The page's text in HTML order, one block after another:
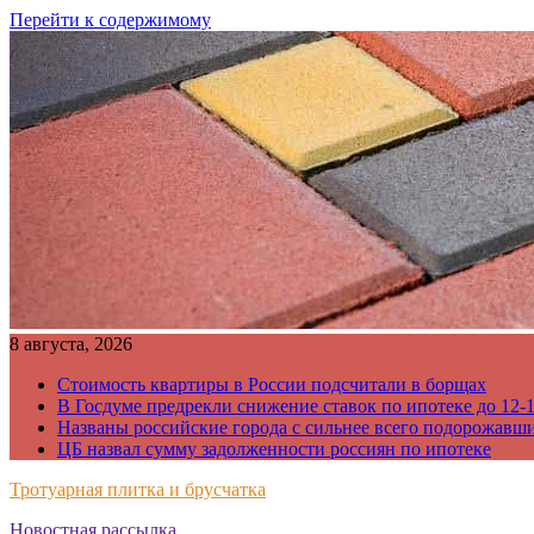
Перейти к содержимому
8 августа, 2026
Стоимость квартиры в России подсчитали в борщах
В Госдуме предрекли снижение ставок по ипотеке до 12-
Названы российские города с сильнее всего
ЦБ назвал сумму задолженности россиян по ипотеке
Тротуарная плитка и брусчатка
Новостная рассылка